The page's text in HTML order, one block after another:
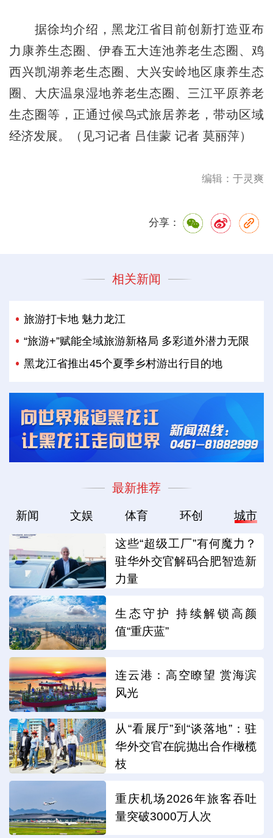
据徐均介绍，黑龙江省目前创新打造亚布
力康养生态圈、伊春五大连池养老生态圈、鸡
西兴凯湖养老生态圈、大兴安岭地区康养生态
圈、大庆温泉湿地养老生态圈、三江平原养老
生态圈等，正通过候鸟式旅居养老，带动区域
经济发展。（见习记者 吕佳蒙 记者 莫丽萍）
编辑：于灵爽
分享：
相关新闻
旅游打卡地 魅力龙江
“旅游+”赋能全域旅游新格局 多彩道外潜力无限
黑龙江省推出45个夏季乡村游出行目的地
最新推荐
新闻 文娱 体育 环创 城市
这些“超级工厂”有何魔力？
驻华外交官解码合肥智造新
力量
生态守护 持续解锁高颜
值“重庆蓝”
连云港：高空瞭望 赏海滨
风光
从“看展厅”到“谈落地”：驻
华外交官在皖抛出合作橄榄
枝
重庆机场2026年旅客吞吐
量突破3000万人次